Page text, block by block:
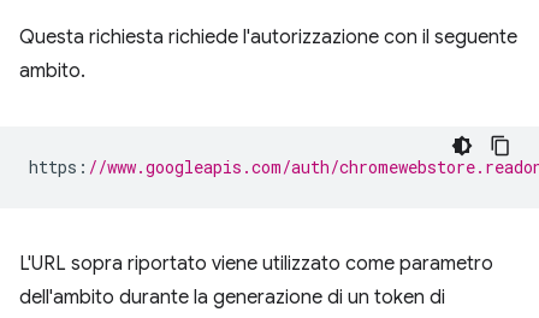
Questa richiesta richiede l'autorizzazione con il seguente
ambito.
https : //www.googleapis.com/auth/
L'URL sopra riportato viene utilizzato come parametro
dell'ambito durante la generazione di un token di